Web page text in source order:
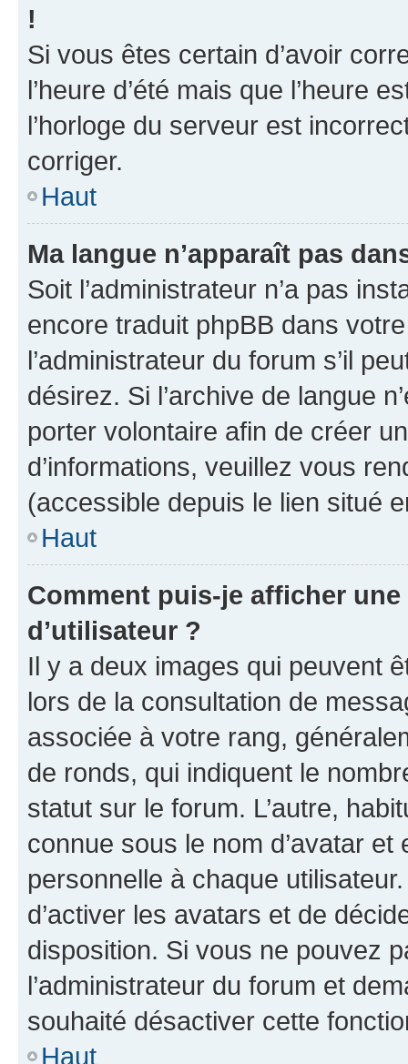
!
Si vous êtes certain d’avoir
l’heure d’été mais que l’heure
l’horloge du serveur est
corriger.
Haut
Ma langue n’apparaît pas
Soit l’administrateur n’a pas
encore traduit phpBB dans
l’administrateur du forum s’il
désirez. Si l’archive de langue
porter volontaire afin de créer
d’informations, veuillez vous
(accessible depuis le lien situé
Haut
Comment puis-je afficher
d’utilisateur ?
Il y a deux images qui peuvent
lors de la consultation de
associée à votre rang,
de ronds, qui indiquent le
statut sur le forum. L’autre,
connue sous le nom d’avatar
personnelle à chaque
d’activer les avatars et de
disposition. Si vous ne pouvez
l’administrateur du forum et
souhaité désactiver cette
Haut